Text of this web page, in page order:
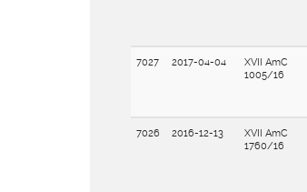
7027 2017-04-04
XVII AmC
1005/16
7026 2016-12-13
XVII AmC
1760/16